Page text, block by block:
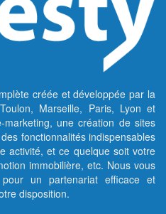
créée et développée par la
Marseille, Paris, Lyon et
une création de sites
fonctionnalités indispensables
activité, et ce quelque soit votre
immobilière, etc. Nous vous
un partenariat efficace et
disposition.